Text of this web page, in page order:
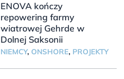
ENOVA kończy
repowering farmy
wiatrowej Gehrde w
Dolnej Saksonii
NIEMCY, ONSHORE, PROJEKTY